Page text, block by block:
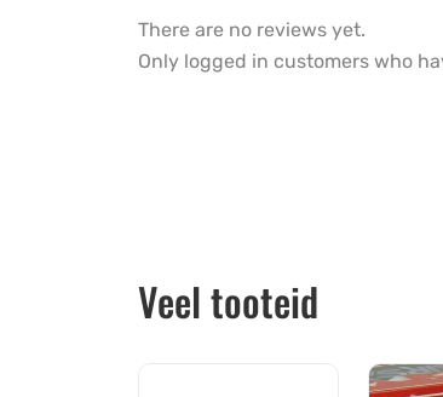
There are no reviews yet.
Only logged in customers who
Veel tooteid